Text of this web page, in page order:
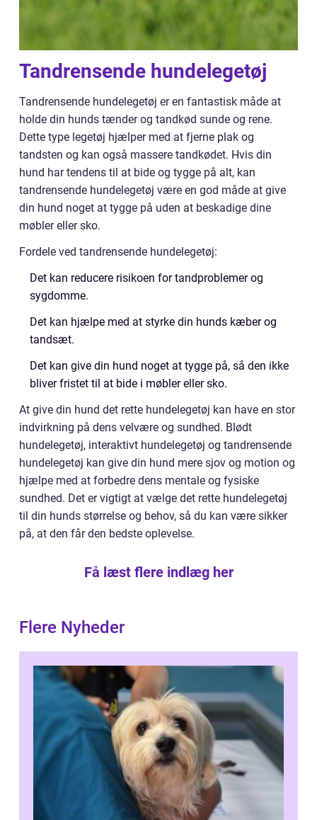
Tandrensende hundelegetøj
Tandrensende hundelegetøj er en fantastisk måde at
holde din hunds tænder og tandkød sunde og rene.
Dette type legetøj hjælper med at fjerne plak og
tandsten og kan også massere tandkødet. Hvis din
hund har tendens til at bide og tygge på alt, kan
tandrensende hundelegetøj være en god måde at give
din hund noget at tygge på uden at beskadige dine
møbler eller sko.
Fordele ved tandrensende hundelegetøj:
Det kan reducere risikoen for tandproblemer og
sygdomme.
Det kan hjælpe med at styrke din hunds kæber og
tandsæt.
Det kan give din hund noget at tygge på, så den ikke
bliver fristet til at bide i møbler eller sko.
At give din hund det rette hundelegetøj kan have en stor
indvirkning på dens velvære og sundhed. Blødt
hundelegetøj, interaktivt hundelegetøj og tandrensende
hundelegetøj kan give din hund mere sjov og motion og
hjælpe med at forbedre dens mentale og fysiske
sundhed. Det er vigtigt at vælge det rette hundelegetøj
til din hunds størrelse og behov, så du kan være sikker
på, at den får den bedste oplevelse.
Få læst flere indlæg her
Flere Nyheder